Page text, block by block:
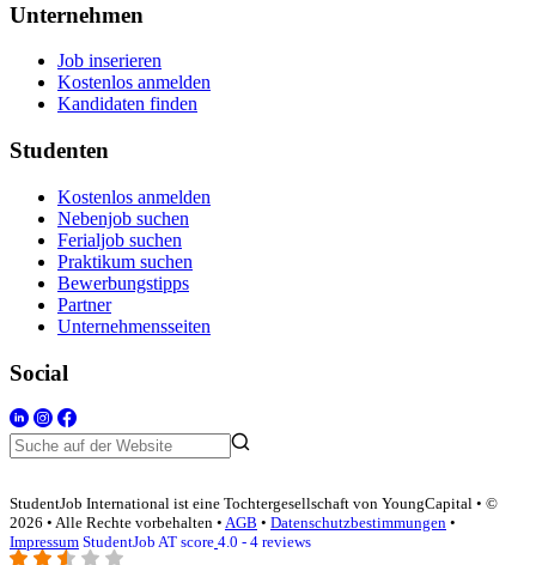
Unternehmen
Job inserieren
Kostenlos anmelden
Kandidaten finden
Studenten
Kostenlos anmelden
Nebenjob suchen
Ferialjob suchen
Praktikum suchen
Bewerbungstipps
Partner
Unternehmensseiten
Social
StudentJob International ist eine Tochtergesellschaft von YoungCapital • ©
2026 • Alle Rechte vorbehalten • AGB • Datenschutzbestimmungen •
Impressum StudentJob AT score 4.0 - 4 reviews